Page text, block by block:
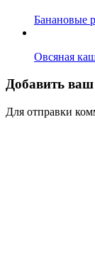
Банановые
Овсяная
Добавить
Для отправки